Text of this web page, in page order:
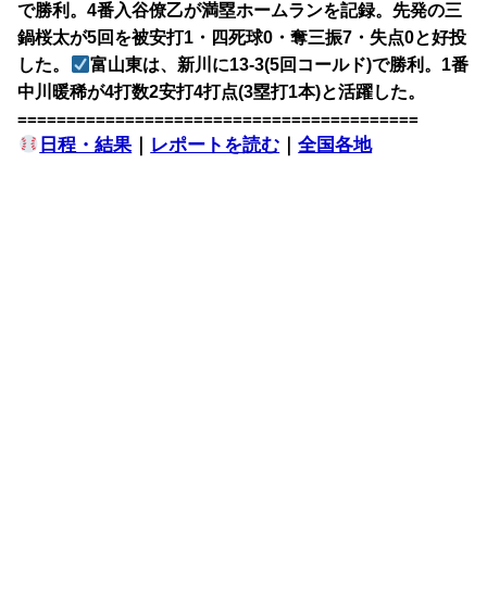
で勝利。4番入谷僚乙が満塁ホームランを記録。先発の三
鍋桜太が5回を被安打1・四死球0・奪三振7・失点0と好投
した。
富山東は、新川に13-3(5回コールド)で勝利。1番
中川暖稀が4打数2安打4打点(3塁打1本)と活躍した。
=========================================
日程・結果｜ レポートを読む ｜全国各地